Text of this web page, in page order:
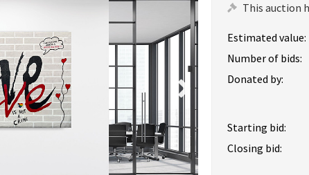
This auction
Estimated value:
Number of bids:
Donated by:
Starting bid:
Closing bid: